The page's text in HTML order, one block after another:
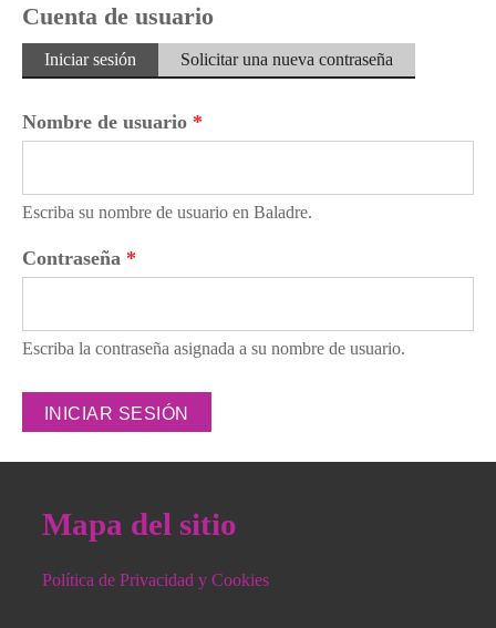
Cuenta de usuario
Solapas principales
Iniciar sesión (solapaSolicitar una nueva contraseña
Nombre de usuario *
Escriba su nombre de usuario en Baladre.
Contraseña *
Escriba la contraseña asignada a su nombre de usuario.
Mapa del sitio
Política de Privacidad y Cookies